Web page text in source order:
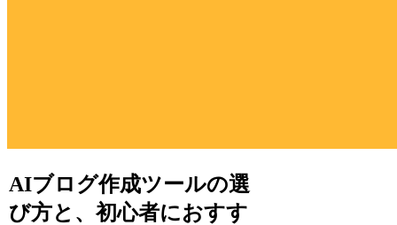
AIブログ作成ツールの選
び方と、初心者におすす